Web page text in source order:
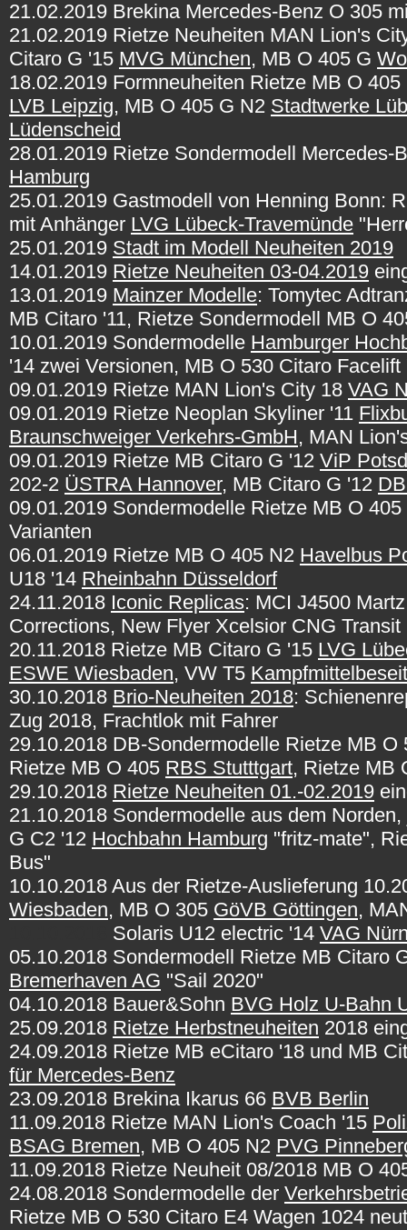
21.02.2019 Brekina Mercedes-Benz O 305
21.02.2019 Rietze Neuheiten MAN Lion's
Citaro G '15 MVG München, MB O 405 G
18.02.2019 Formneuheiten Rietze MB O
LVB Leipzig, MB O 405 G N2 Stadtwerke
Lüdenscheid
28.01.2019 Rietze Sondermodell Mercedes-
Hamburg
25.01.2019 Gastmodell von Henning Bonn:
mit Anhänger LVG Lübeck-Travemünde
25.01.2019 Stadt im Modell Neuheiten 2019
14.01.2019 Rietze Neuheiten 03-04.2019
13.01.2019 Mainzer Modelle: Tomytec
MB Citaro '11, Rietze Sondermodell MB O
10.01.2019 Sondermodelle Hamburger
'14 zwei Versionen, MB O 530 Citaro
09.01.2019 Rietze MAN Lion's City 18 VAG
09.01.2019 Rietze Neoplan Skyliner '11
Braunschweiger Verkehrs-GmbH, MAN
09.01.2019 Rietze MB Citaro G '12 ViP
202-2 ÜSTRA Hannover, MB Citaro G '12
09.01.2019 Sondermodelle Rietze MB O
Varianten
06.01.2019 Rietze MB O 405 N2 Havelbus
U18 '14 Rheinbahn Düsseldorf
24.11.2018 Iconic Replicas: MCI J4500
Corrections, New Flyer Xcelsior CNG
20.11.2018 Rietze MB Citaro G '15 LVG
ESWE Wiesbaden, VW T5
30.10.2018 Brio-Neuheiten 2018:
Zug 2018, Frachtlok mit Fahrer
29.10.2018 DB-Sondermodelle Rietze MB
Rietze MB O 405 RBS Stutttgart, Rietze MB
29.10.2018 Rietze Neuheiten 01.-02.2019
21.10.2018 Sondermodelle aus dem
G C2 '12 Hochbahn Hamburg "fritz-mate",
Bus"
10.10.2018 Aus der Rietze-Auslieferung
Wiesbaden, MB O 305 GöVB Göttingen,
Solaris U12 electric '14 VAG
05.10.2018 Sondermodell Rietze MB Citaro
Bremerhaven AG "Sail 2020"
04.10.2018 Bauer&Sohn BVG Holz U-Bahn
25.09.2018 Rietze Herbstneuheiten 2018
24.09.2018 Rietze MB eCitaro '18 und MB
für Mercedes-Benz
23.09.2018 Brekina Ikarus 66 BVB Berlin
11.09.2018 Rietze MAN Lion's Coach '15
BSAG Bremen, MB O 405 N2 PVG
11.09.2018 Rietze Neuheit 08/2018 MB O
24.08.2018 Sondermodelle der
Rietze MB O 530 Citaro E4 Wagen 1024